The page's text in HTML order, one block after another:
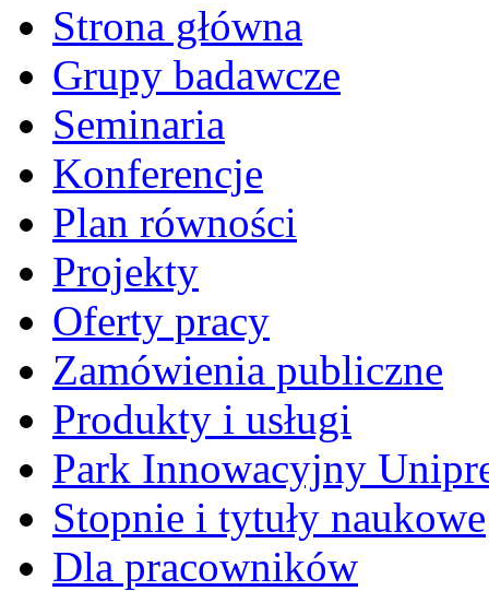
Strona główna
Grupy badawcze
Seminaria
Konferencje
Plan równości
Projekty
Oferty pracy
Zamówienia publiczne
Produkty i usługi
Park Innowacyjny
Stopnie i tytuły naukowe
Dla pracowników